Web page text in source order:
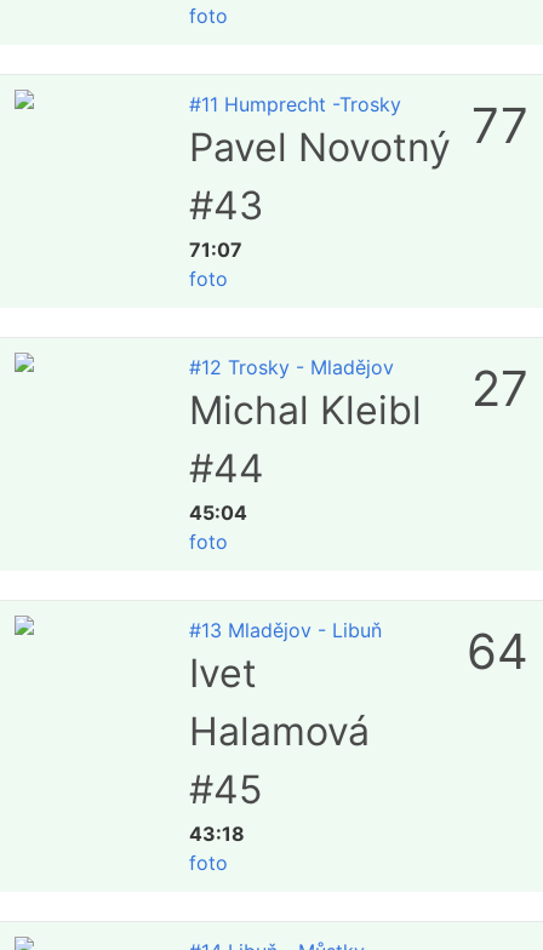
foto
#11 Humprecht -Trosky
Pavel Novotný
#43
71:07
foto
77
#12 Trosky - Mladějov
Michal Kleibl
#44
45:04
foto
27
#13 Mladějov - Libuň
Ivet
Halamová
#45
43:18
foto
64